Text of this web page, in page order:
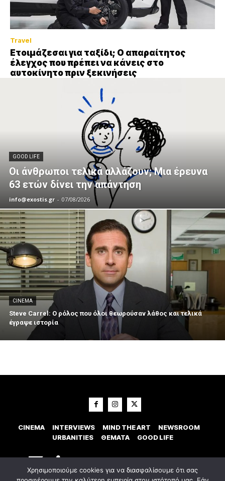
Travel
Ετοιμάζεσαι για ταξίδι; Ο απαραίτητος
έλεγχος που πρέπει να κάνεις στο
αυτοκίνητο πριν ξεκινήσεις
GOOD LIFE
Οι άνθρωποι τελικά αλλάζουν; Μια έρευνα
63 ετών δίνει την απάντηση
info@exostis.gr - 07/08/2026
CINEMA
Steve Carrel: Ο ρόλος που όλοι θεωρούσαν λάθος και τελικά
έγραψε ιστορία
CINEMA INTERVIEWS MIND THE ART
NEWSROOM
URBANITIES
ΘΕΜΑΤΑ GOOD LIFE
Χρησιμοποιούμε cookies για να διασφαλίσουμε ότι σας